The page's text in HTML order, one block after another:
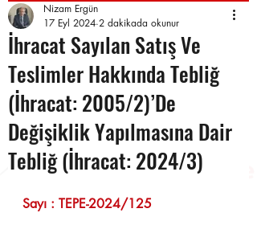
İhracat Sayılan Satış Ve
Teslimler Hakkında Tebliğ
(İhracat: 2005/2)’De
Değişiklik Yapılmasına Dair
Tebliğ (İhracat: 2024/3)
Nizam Ergün
17 Eyl 2024 2 dakikada okunur
Sayı : TEPE-2024/125